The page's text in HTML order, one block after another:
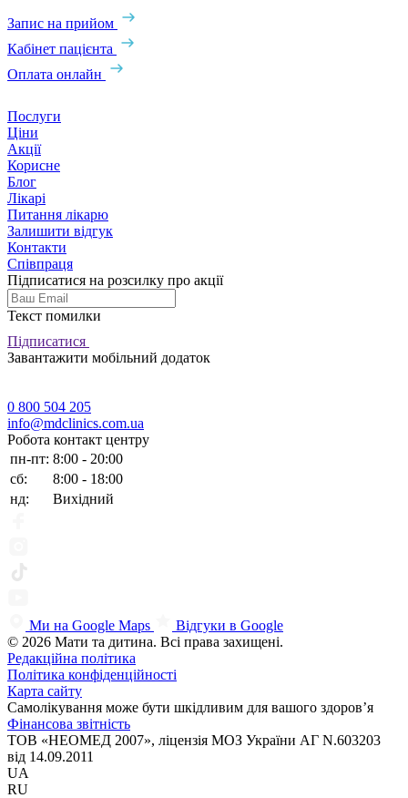
Запис на прийом
Кабінет пацієнта
Оплата онлайн
Послуги
Ціни
Акції
Корисне
Блог
Лікарі
Питання лікарю
Залишити відгук
Контакти
Співпраця
Підписатися на розсилку про акції
Текст помилки
Підписатися
Завантажити мобільний додаток
0 800 504 205
info@mdclinics.com.ua
Робота контакт центру
пн-пт: 8:00 - 20:00
сб:
8:00 - 18:00
нд:
Вихідний
Ми на Google Maps
Відгуки в Google
© 2026 Мати та дитина. Всі права захищені.
Редакційна політика
Політика конфіденційності
Карта сайту
Самолікування може бути шкідливим для вашого здоров’я
Фінансова звітність
ТОВ «НЕОМЕД 2007», ліцензія МОЗ України АГ N.603203
від 14.09.2011
UA
RU